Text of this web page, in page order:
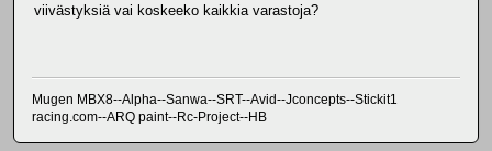
viivästyksiä vai koskeeko kaikkia varastoja?
Mugen MBX8--Alpha--Sanwa--SRT--Avid--Jconcepts--Stickit1
racing.com--ARQ paint--Rc-Project--HB